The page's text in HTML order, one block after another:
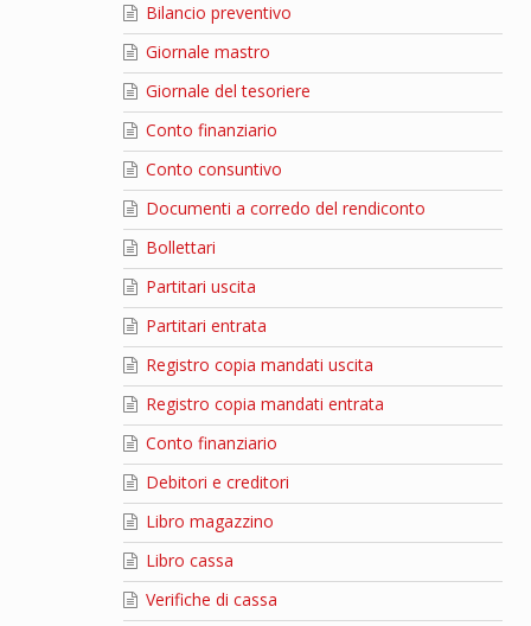
Bilancio preventivo
Giornale mastro
Giornale del tesoriere
Conto finanziario
Conto consuntivo
Documenti a corredo del rendiconto
Bollettari
Partitari uscita
Partitari entrata
Registro copia mandati uscita
Registro copia mandati entrata
Conto finanziario
Debitori e creditori
Libro magazzino
Libro cassa
Verifiche di cassa